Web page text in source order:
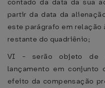
contado da data da sua
partir da data da
este parágrafo em relação
restante do quadriênio;
VI - serão objeto de
lançamento em conjunto
efeito da compensação